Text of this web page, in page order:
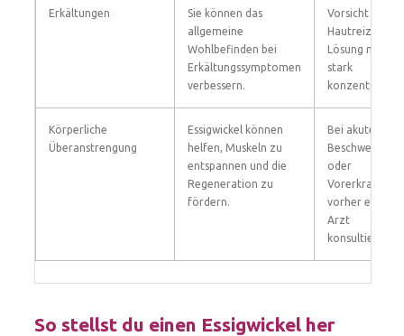
Erkältungen
Sie können das
allgemeine
Wohlbefinden bei
Erkältungssymptomen
verbessern.
Vorsicht bei
Lösung nicht
stark
konzentrieren.
Körperliche
Überanstrengung
Essigwickel können
helfen, Muskeln zu
entspannen und die
Regeneration zu
fördern.
Bei akuten
Beschwerden
oder
vorher einen
Arzt
konsultieren.
So stellst du einen Essigwickel her